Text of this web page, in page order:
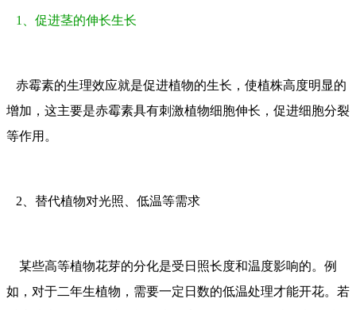
1、促进茎的伸长生长
赤霉素的生理效应就是促进植物的生长，使植株高度明显的
增加，这主要是赤霉素具有刺激植物细胞伸长，促进细胞分裂
等作用。
2、替代植物对光照、低温等需求
某些高等植物花芽的分化是受日照长度和温度影响的。例
如，对于二年生植物，需要一定日数的低温处理才能开花。若